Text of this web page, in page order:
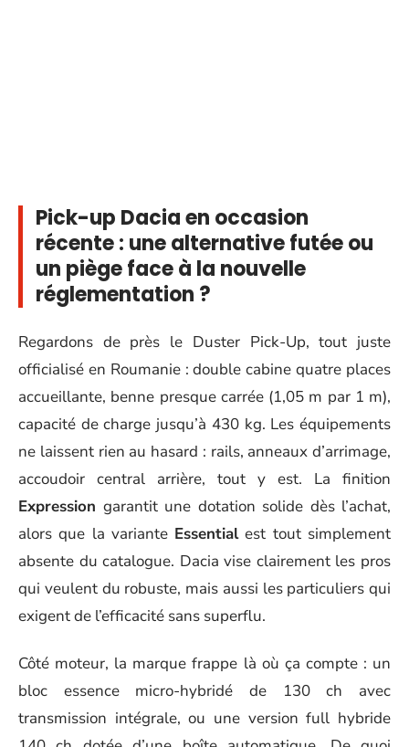
Pick-up Dacia en occasion
récente : une alternative futée ou
un piège face à la nouvelle
réglementation ?
Regardons de près le Duster Pick-Up, tout juste
officialisé en Roumanie : double cabine quatre places
accueillante, benne presque carrée (1,05 m par 1 m),
capacité de charge jusqu’à 430 kg. Les équipements
ne laissent rien au hasard : rails, anneaux d’arrimage,
accoudoir central arrière, tout y est. La finition
Expression garantit une dotation solide dès l’achat,
alors que la variante Essentialest tout simplement
absente du catalogue. Dacia vise clairement les pros
qui veulent du robuste, mais aussi les particuliers qui
exigent de l’efficacité sans superflu.
Côté moteur, la marque frappe là où ça compte : un
bloc essence micro-hybridé de 130 ch avec
transmission intégrale, ou une version full hybride